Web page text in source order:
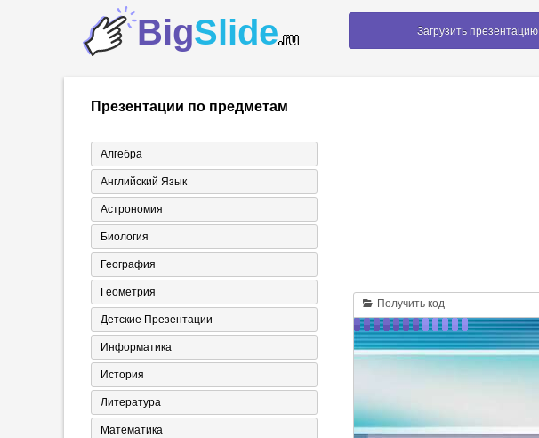
BigSlide.ru Загрузить презентацию
Презентации по предметам
Алгебра
Английский Язык
Астрономия
Биология
География
Геометрия
Детские Презентации
Информатика
История
Литература
Математика
Получить код